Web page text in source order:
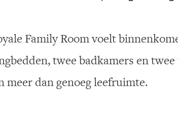
Family Room voelt
twee badkamers en
meer dan genoeg leefruimte.